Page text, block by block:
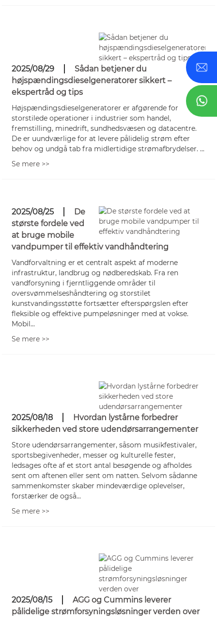
2025/08/29
Sådan betjener du
højspændingsdieselgeneratorer sikkert –
ekspertråd og tips
Højspændingsdieselgeneratorer er afgørende for
storstilede operationer i industrier som handel,
fremstilling, minedrift, sundhedsvæsen og datacentre.
De er uundværlige for at levere pålidelig strøm efter
behov og undgå tab fra midlertidige strømafbrydelser. ...
Se mere >>
2025/08/25
De
største fordele ved
at bruge mobile
vandpumper til effektiv vandhåndtering
Vandforvaltning er et centralt aspekt af moderne
infrastruktur, landbrug og nødberedskab. Fra ren
vandforsyning i fjerntliggende områder til
oversvømmelseshåndtering og storstilet
kunstvandingsstøtte fortsætter efterspørgslen efter
fleksible og effektive pumpeløsninger med at vokse.
Mobil...
Se mere >>
2025/08/18
Hvordan lystårne ​​forbedrer
sikkerheden ved store udendørsarrangementer
Store udendørsarrangementer, såsom musikfestivaler,
sportsbegivenheder, messer og kulturelle fester,
ledsages ofte af et stort antal besøgende og afholdes
sent om aftenen eller sent om natten. Selvom sådanne
sammenkomster skaber mindeværdige oplevelser,
forstærker de også...
Se mere >>
2025/08/15
AGG og Cummins leverer
pålidelige strømforsyningsløsninger verden over